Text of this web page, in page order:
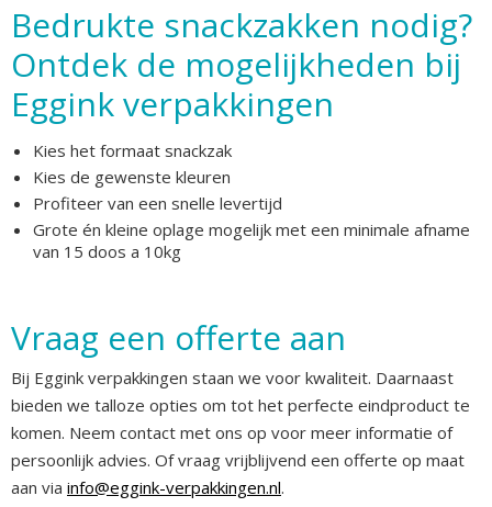
Bedrukte snackzakken nodig?
Ontdek de mogelijkheden bij
Eggink verpakkingen
Kies het formaat snackzak
Kies de gewenste kleuren
Profiteer van een snelle levertijd
Grote én kleine oplage mogelijk met een minimale afname
van 15 doos a 10kg
Vraag een offerte aan
Bij Eggink verpakkingen staan we voor kwaliteit. Daarnaast
bieden we talloze opties om tot het perfecte eindproduct te
komen. Neem contact met ons op voor meer informatie of
persoonlijk advies. Of vraag vrijblijvend een offerte op maat
aan via info@eggink-verpakkingen.nl.